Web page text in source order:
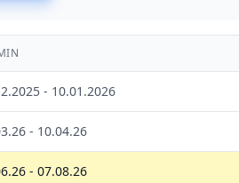
- 10.01.2026
- 10.04.26
- 07.08.26